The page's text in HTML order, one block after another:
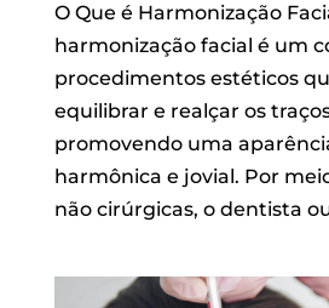
O Que é Harmonização
harmonização facial é um
procedimentos estéticos
equilibrar e realçar os
promovendo uma
harmônica e jovial. Por
não cirúrgicas, o dentista